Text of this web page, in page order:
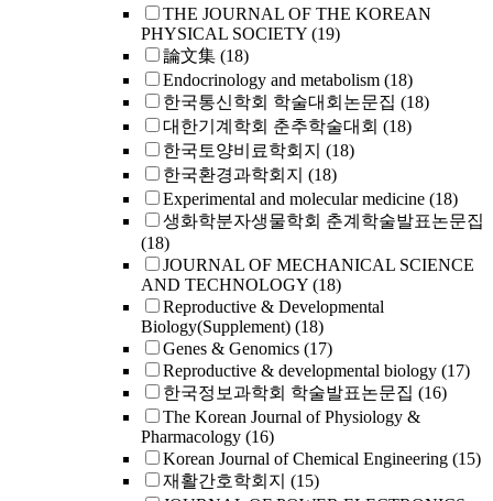
THE JOURNAL OF THE KOREAN
PHYSICAL SOCIETY (19)
論文集 (18)
Endocrinology and metabolism (18)
한국통신학회 학술대회논문집 (18)
대한기계학회 춘추학술대회 (18)
한국토양비료학회지 (18)
한국환경과학회지 (18)
Experimental and molecular medicine (18)
생화학분자생물학회 춘계학술발표논문집
(18)
JOURNAL OF MECHANICAL SCIENCE
AND TECHNOLOGY (18)
Reproductive & Developmental
Biology(Supplement) (18)
Genes & Genomics (17)
Reproductive & developmental biology (17)
한국정보과학회 학술발표논문집 (16)
The Korean Journal of Physiology &
Pharmacology (16)
Korean Journal of Chemical Engineering (15)
재활간호학회지 (15)